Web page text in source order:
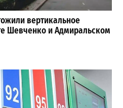
вертикальное
Шевченко и Адмиральском